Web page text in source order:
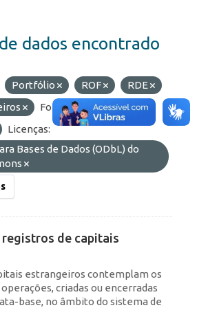
dados encontrado
Portfólio ROF
RDE
Formatos:
OData
Licenças:
Bases de Dados (ODbL) do
registros de capitais
estrangeiros contemplam os
criadas ou encerradas
base, no âmbito do sistema de